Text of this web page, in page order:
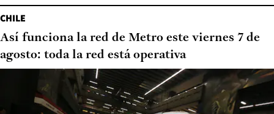
CHILE
Así funciona la red de Metro este viernes 7 de
agosto: toda la red está operativa